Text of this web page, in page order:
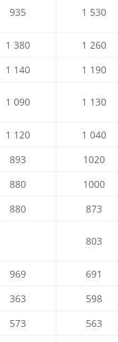
935 1 530
1 380
1 260
1 140 1 190
1 090 1 130
1 120
1 040
893
1020
880
1000
880 873
803
969
691
363
598
573
563